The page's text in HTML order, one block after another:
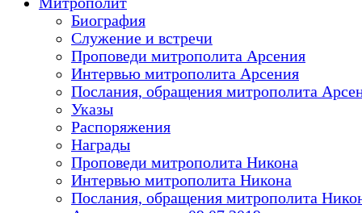
Биография
Служение и встречи
Проповеди митрополита Арсения
Интервью митрополита Арсения
Послания, обращения митрополита
Указы
Распоряжения
Награды
Проповеди митрополита Никона
Интервью митрополита Никона
Послания, обращения митрополита